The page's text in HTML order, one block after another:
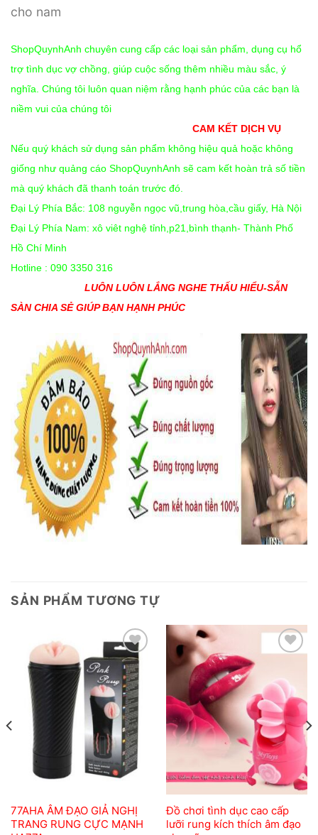
cho nam
ShopQuynhAnh chuyên cung cấp các loại sản phẩm, dụng cụ hổ
trợ tình dục vợ chồng, giúp cuộc sống thêm nhiều màu sắc, ý
nghĩa. Chúng tôi luôn quan niệm rằng hạnh phúc của các bạn là
niềm vui của chúng tôi
CAM KẾT DỊCH VỤ
Nếu quý khách sử dụng sản phẩm không hiệu quả hoặc không
giống như quảng cáo ShopQuynhAnh sẽ cam kết hoàn trả số tiền
mà quý khách đã thanh toán trước đó.
Đại Lý Phía Bắc: 108 nguyễn ngọc vũ,trung hòa,cầu giấy, Hà Nội
Đại Lý Phía Nam: xô viêt nghệ tỉnh,p21,bình thạnh- Thành Phố
Hồ Chí Minh
Hotline : 090 3350 316
LUÔN LUÔN LẮNG NGHE THẤU HIỂU-SẴN
SÀN CHIA SẺ GIÚP BẠN HẠNH PHÚC
SẢN PHẨM TƯƠNG TỰ
Add to
wishlist
77AHA ÂM ĐẠO GIẢ NGHỊ
TRANG RUNG CỰC MẠNH
Add to
wishlist
Đồ chơi tình dục cao cấp
lưỡi rung kích thích âm đạo